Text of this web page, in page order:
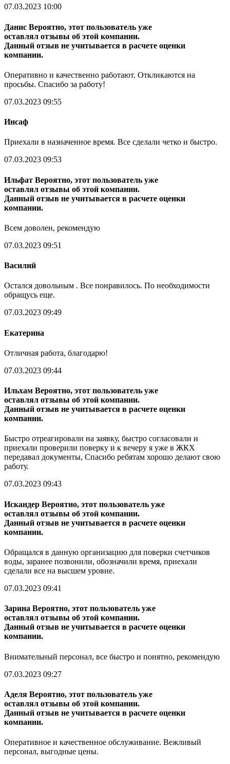
07.03.2023 10:00
Данис Вероятно, этот пользователь уже
оставлял отзывы об этой компании.
Данный отзыв не учитывается в расчете оценки
компании.
Оперативно и качественно работают. Откликаются на
просьбы. Спасибо за работу!
07.03.2023 09:55
Инсаф
Приехали в назначенное время. Все сделали четко и быстро.
07.03.2023 09:53
Ильфат Вероятно, этот пользователь уже
оставлял отзывы об этой компании.
Данный отзыв не учитывается в расчете оценки
компании.
Всем доволен, рекомендую
07.03.2023 09:51
Василий
Остался довольным . Все понравилось. По необходимости
обращусь еще.
07.03.2023 09:49
Екатерина
Отличная работа, благодарю!
07.03.2023 09:44
Ильхам Вероятно, этот пользователь уже
оставлял отзывы об этой компании.
Данный отзыв не учитывается в расчете оценки
компании.
Быстро отреагировали на заявку, быстро согласовали и
приехали проверили поверку и к вечеру я уже в ЖКХ
передавал документы, Спасибо ребятам хорошо делают свою
работу.
07.03.2023 09:43
Искандер Вероятно, этот пользователь уже
оставлял отзывы об этой компании.
Данный отзыв не учитывается в расчете оценки
компании.
Обращался в данную организацию для поверки счетчиков
воды, заранее позвонили, обозначили время, приехали
сделали все на высшем уровне.
07.03.2023 09:41
Зарина Вероятно, этот пользователь уже
оставлял отзывы об этой компании.
Данный отзыв не учитывается в расчете оценки
компании.
Внимательный персонал, все быстро и понятно, рекомендую
07.03.2023 09:27
Аделя Вероятно, этот пользователь уже
оставлял отзывы об этой компании.
Данный отзыв не учитывается в расчете оценки
компании.
Оперативное и качественное обслуживание. Вежливый
персонал, выгодные цены.